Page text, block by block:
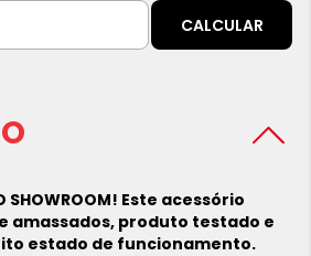
CALCULAR
SHOWROOM! Este acessório
amassados, produto testado e
estado de funcionamento.